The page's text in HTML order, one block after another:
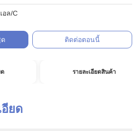
อล/C
ติดต่อตอนนี้
รายละเอียดสินค้า
ยด